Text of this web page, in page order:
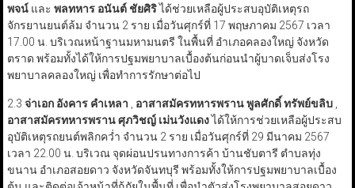
พจน์และ พลทหาร อนันต์ ชัยศิริได้ช่วยเหลือผู้ประสบอุบัติเหตุรถ
จักรยานยนต์ล้ม จำนวน 2 ราย เมื่อวันศุกร์ที่ 17 พฤษภาคม 2567 เวลา
17.00 น. บริเวณหน้าฐานมหามนตรี ในพื้นที่ อำเภอคลองใหญ่ จังหวัด
ตราด พร้อมทั้งได้ให้การปฐมพยาบาลเบื้องต้นก่อนนำผู้บาดเจ็บส่งโรง
พยาบาลคลองใหญ่ เพื่อทำการรักษาต่อไป
2.3 จ่าเอก อังคาร คำเหลา , อาสาสมัครทหารพราน พูลศักดิ์ ทรัพย์ขลิบ,
อาสาสมัครทหารพราน ศุภวิชญ์ เม่นวังแดงได้ให้การช่วยเหลือผู้ประสบ
อุบัติเหตุรถยนต์พลิกคว่ำ จำนวน 2 ราย เมื่อวันศุกร์ที่ 29 มีนาคม 2567
เวลา 22.00 น. บริเวณ จุดผ่อนปรนทางการค้า บ้านชับตารี ตำบลทุ่ง
ขนาน อำเภอสอยดาว จังหวัดจันทบุรี พร้อมทั้งให้การปฐมพยาบาลเบื้อง